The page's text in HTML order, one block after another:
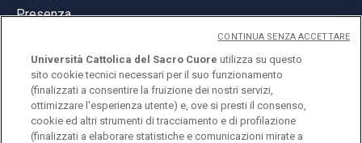
Presenza
© Università Cattolica del Sacro Cuore
Largo A. Gemelli 1, 20123 Milano
Università Cattolica del Sacro Cuore utilizza su questo
sito cookie tecnici necessari per il suo funzionamento
(finalizzati a consentire la fruizione dei nostri servizi,
ottimizzare l'esperienza utente) e, ove si presti il consenso,
cookie ed altri strumenti di tracciamento e di profilazione
(finalizzati a elaborare statistiche e comunicazioni mirate a
CONTINUA SENZA ACCETTARE